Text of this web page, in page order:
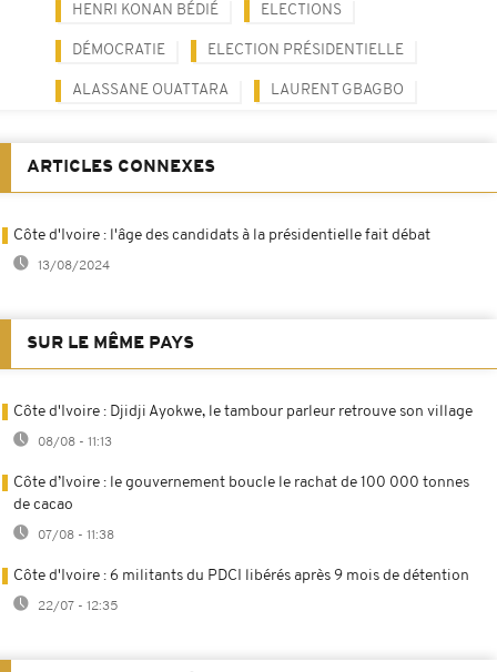
HENRI KONAN BÉDIÉ ELECTIONS
DÉMOCRATIE ELECTION PRÉSIDENTIELLE
ALASSANE OUATTARA LAURENT GBAGBO
ARTICLES CONNEXES
Côte d'Ivoire : l'âge des candidats à la présidentielle fait débat
13/08/2024
SUR LE MÊME PAYS
Côte d'Ivoire : Djidji Ayokwe, le tambour parleur retrouve son village
08/08 - 11:13
Côte d’Ivoire : le gouvernement boucle le rachat de 100 000 tonnes
de cacao
07/08 - 11:38
Côte d'Ivoire : 6 militants du PDCI libérés après 9 mois de détention
22/07 - 12:35